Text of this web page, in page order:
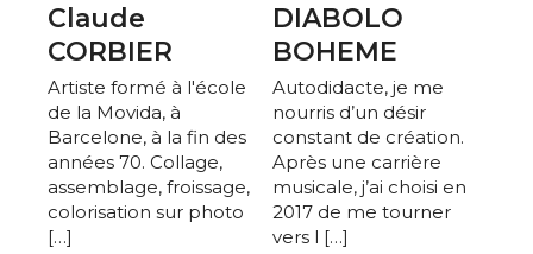
Claude
CORBIER
Artiste formé à l'école
de la Movida, à
Barcelone, à la fin des
années 70. Collage,
assemblage, froissage,
colorisation sur photo
[…]
DIABOLO
BOHEME
Autodidacte, je me
nourris d’un désir
constant de création.
Après une carrière
musicale, j’ai choisi en
2017 de me tourner
vers l […]